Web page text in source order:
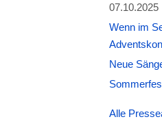
07.10.2025
Wenn im
Neue
Alle